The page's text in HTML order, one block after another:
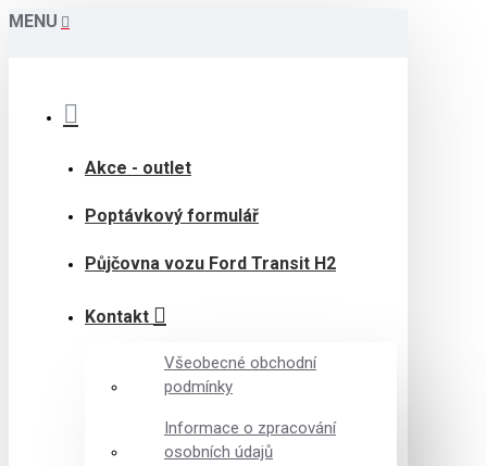
MENU
Akce - outlet
Poptávkový formulář
Půjčovna vozu Ford Transit H2
Kontakt
Všeobecné obchodní
podmínky
Informace o zpracování
osobních údajů